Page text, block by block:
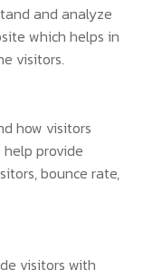
and analyze
which helps in
visitors.
how visitors
provide
bounce rate,
visitors with